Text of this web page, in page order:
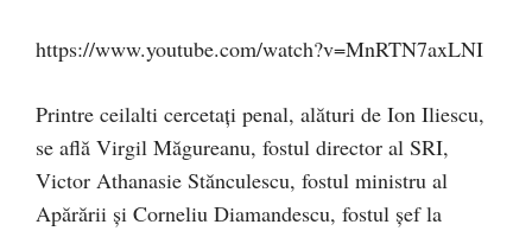
https://www.youtube.com/watch?v=MnRTN7axLNI
Printre ceilalti cercetați penal, alături de Ion Iliescu,
se află Virgil Măgureanu, fostul director al SRI,
Victor Athanasie Stănculescu, fostul ministru al
Apărării și Corneliu Diamandescu, fostul șef la